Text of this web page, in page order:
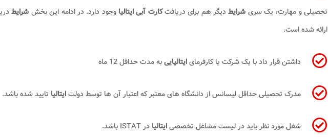
تحصیلی و مهارت، یک سری شرایطدیگر هم برای دریافتکارت آبی ایتالیا وجود دارد. در ادامه این بخش شرایط
ارائه شده است.
داشتن قرار داد با یک شرکت یا کارفرمایایتالیاییبه مدت حداقل 12 ماه
مدرک تحصیلی حداقل لیسانس از دانشگاه های معتبر که اعتبار آن ها توسط دولتایتالیا تایید شده باشد.
شغل مورد نظر باید در لیست مشاغل تخصصیایتالیا در ISTAT باشد.